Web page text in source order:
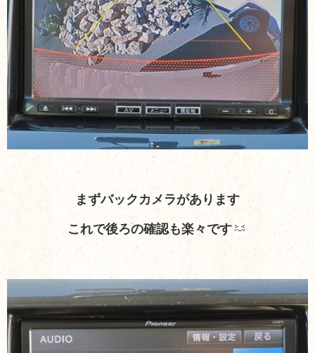
まずバックカメラがあります
これで後ろの確認も楽々です